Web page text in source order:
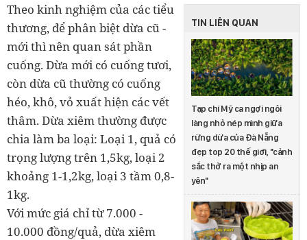
TIN LIÊN QUAN
Tạp chí Mỹ ca ngợi ngôi
làng nhỏ nép mình giữa
rừng dừa của Đà Nẵng
đẹp top 20 thế giới, "cảnh
sắc thở ra một nhịp an
yên"
Theo kinh nghiệm của các tiểu
thương, để phân biệt dừa cũ -
mới thì nên quan sát phần
cuống. Dừa mới có cuống tươi,
còn dừa cũ thường có cuống
héo, khô, vỏ xuất hiện các vết
thâm. Dừa xiêm thường được
chia làm ba loại: Loại 1, quả có
trọng lượng trên 1,5kg, loại 2
khoảng 1-1,2kg, loại 3 tầm 0,8-
1kg.
Với mức giá chỉ từ 7.000 -
10.000 đồng/quả, dừa xiêm